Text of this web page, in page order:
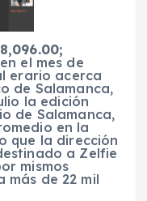
el mes de
erario acerca
de Salamanca,
la edición
de Salamanca,
en la
que la dirección
a Zelfie
mismos
de 22 mil